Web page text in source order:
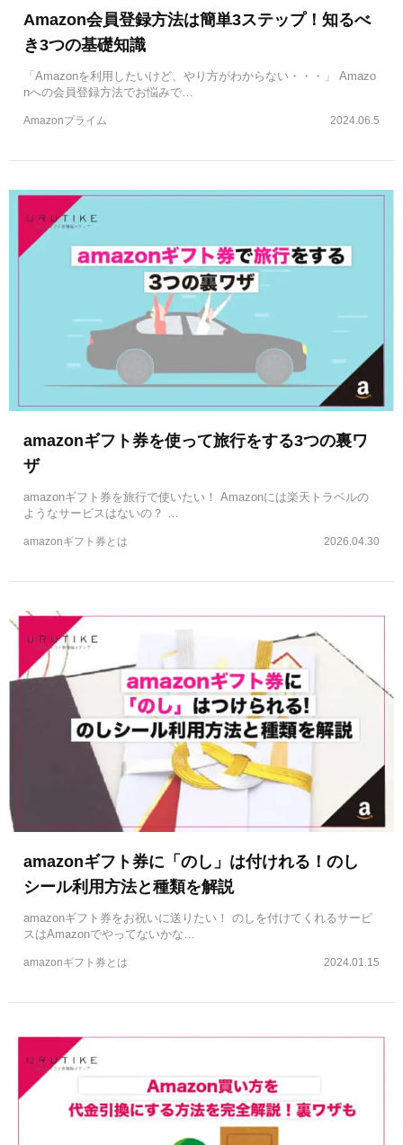
Amazon会員登録方法は簡単3ステップ！知るべ
き3つの基礎知識
「Amazonを利用したいけど、やり方がわからない・・・」 Amazo
nへの会員登録方法でお悩みで…
2024.06.5
Amazonプライム
amazonギフト券を使って旅行をする3つの裏ワ
ザ
amazonギフト券を旅行で使いたい！ Amazonには楽天トラベルの
ようなサービスはないの？ …
2026.04.30
amazonギフト券とは
amazonギフト券に「のし」は付けれる！のし
シール利用方法と種類を解説
amazonギフト券をお祝いに送りたい！ のしを付けてくれるサービ
スはAmazonでやってないかな…
2024.01.15
amazonギフト券とは